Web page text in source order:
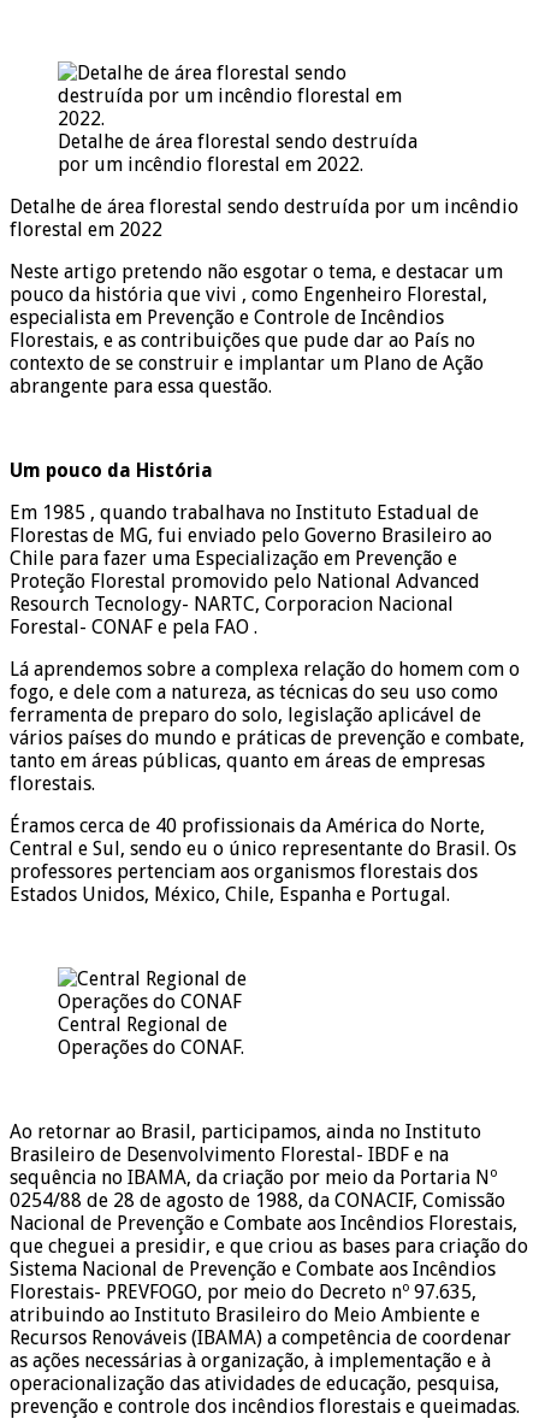
Detalhe de área florestal sendo destruída
por um incêndio florestal em 2022.
Detalhe de área florestal sendo destruída por um incêndio
florestal em 2022
Neste artigo pretendo não esgotar o tema, e destacar um
pouco da história que vivi , como Engenheiro Florestal,
especialista em Prevenção e Controle de Incêndios
Florestais, e as contribuições que pude dar ao País no
contexto de se construir e implantar um Plano de Ação
abrangente para essa questão.
Um pouco da História
Em 1985 , quando trabalhava no Instituto Estadual de
Florestas de MG, fui enviado pelo Governo Brasileiro ao
Chile para fazer uma Especialização em Prevenção e
Proteção Florestal promovido pelo National Advanced
Resourch Tecnology- NARTC, Corporacion Nacional
Forestal- CONAF e pela FAO .
Lá aprendemos sobre a complexa relação do homem com o
fogo, e dele com a natureza, as técnicas do seu uso como
ferramenta de preparo do solo, legislação aplicável de
vários países do mundo e práticas de prevenção e combate,
tanto em áreas públicas, quanto em áreas de empresas
florestais.
Éramos cerca de 40 profissionais da América do Norte,
Central e Sul, sendo eu o único representante do Brasil. Os
professores pertenciam aos organismos florestais dos
Estados Unidos, México, Chile, Espanha e Portugal.
Central Regional de
Operações do CONAF.
Ao retornar ao Brasil, participamos, ainda no Instituto
Brasileiro de Desenvolvimento Florestal- IBDF e na
sequência no IBAMA, da criação por meio da Portaria Nº
0254/88 de 28 de agosto de 1988, da CONACIF, Comissão
Nacional de Prevenção e Combate aos Incêndios Florestais,
que cheguei a presidir, e que criou as bases para criação do
Sistema Nacional de Prevenção e Combate aos Incêndios
Florestais- PREVFOGO, por meio do Decreto nº 97.635,
atribuindo ao Instituto Brasileiro do Meio Ambiente e
Recursos Renováveis (IBAMA) a competência de coordenar
as ações necessárias à organização, à implementação e à
operacionalização das atividades de educação, pesquisa,
prevenção e controle dos incêndios florestais e queimadas.